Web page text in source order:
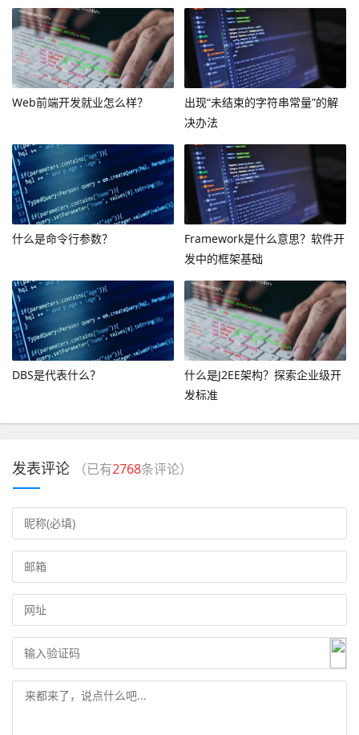
Web前端开发就业怎么样？
出现“未结束的字符串常量”的解
决办法
什么是命令行参数？
Framework是什么意思？软件开
发中的框架基础
DBS是代表什么？
什么是J2EE架构？探索企业级开
发标准
发表评论 （已有2768条评论）